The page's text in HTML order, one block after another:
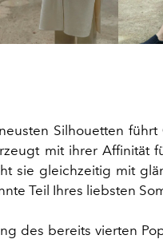
Silhouetten führt
mit ihrer Affinität
sie gleichzeitig mit
Teil Ihres liebsten
des bereits vierten